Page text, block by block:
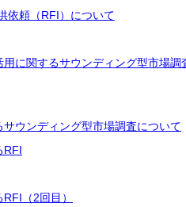
依頼（RFI）について
に関するサウンディング型市場
ウンディング型市場調査について
（2回目）